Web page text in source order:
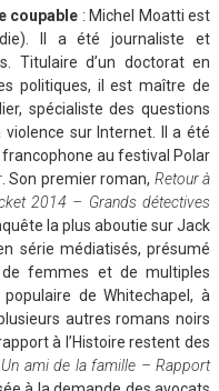
coupable : Michel Moatti est
Il a été journaliste et
Titulaire d’un doctorat en
politiques, il est maître de
spécialiste des questions
violence sur Internet. Il a été
au festival Polar
. Son premier roman, Retour à
2014 – Grands détectives
la plus aboutie sur Jack
série médiatisés, présumé
de femmes et de multiples
de Whitechapel, à
autres romans noirs
à l’Histoire restent des
Un ami de la famille – Rapport